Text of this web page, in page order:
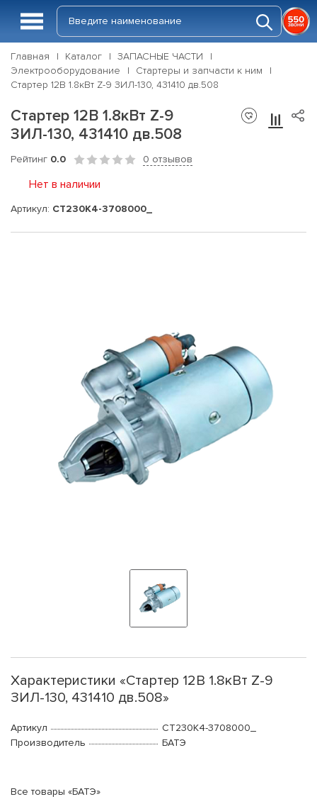
Главная Каталог
ЗАПАСНЫЕ ЧАСТИ
Электрооборудование
Стартеры и запчасти к ним
Стартер 12В 1.8кВт Z-9 ЗИЛ-130, 431410 дв.508
Стартер 12В 1.8кВт Z-9
ЗИЛ-130, 431410 дв.508
Рейтинг 0.0 0 отзывов
Нет в наличии
Артикул: СТ230К4-3708000_
Характеристики «Стартер 12В 1.8кВт Z-9
ЗИЛ-130, 431410 дв.508»
Артикул
СТ230К4-3708000_
Производитель
БАТЭ
Все товары «БАТЭ»